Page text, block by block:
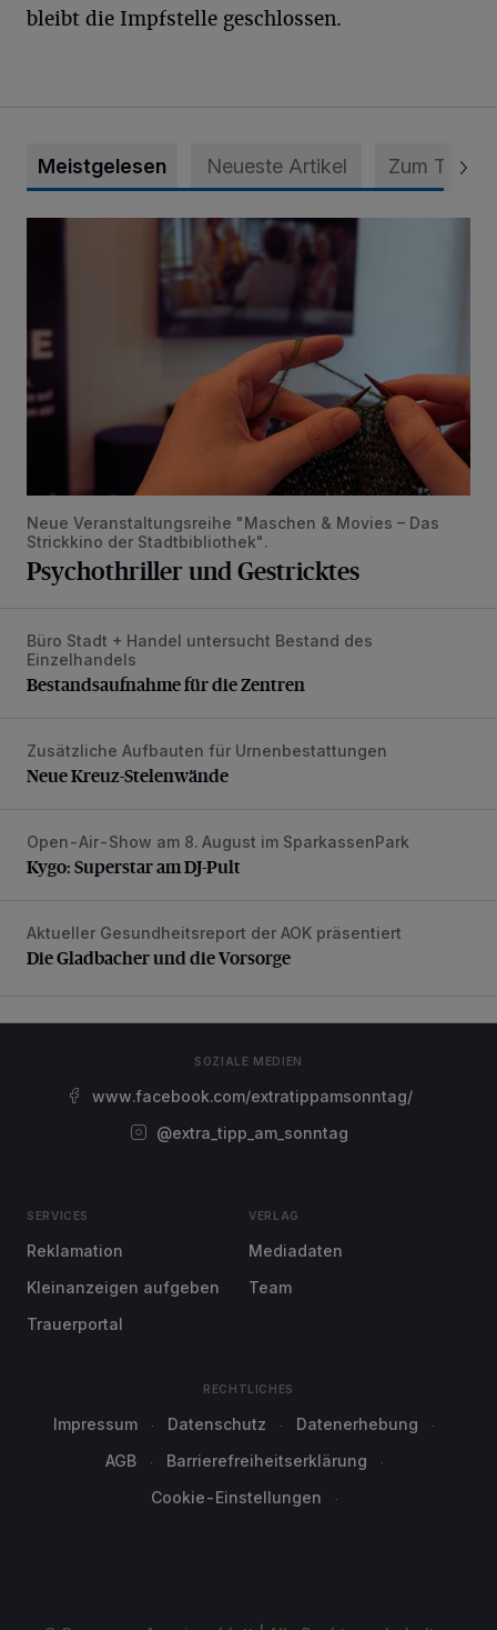
bleibt die Impfstelle geschlossen.
Meistgelesen Neueste Artikel Zum Thema
Psychothriller und Gestricktes
Neue Veranstaltungsreihe "Maschen & Movies – Das
Strickkino der Stadtbibliothek".
Psychothriller und Gestricktes
Bestandsaufnahme für die Zentren
Büro Stadt + Handel untersucht Bestand des
Einzelhandels
Bestandsaufnahme für die Zentren
Neue Kreuz-Stelenwände
Zusätzliche Aufbauten für Urnenbestattungen
Neue Kreuz-Stelenwände
Kygo: Superstar am DJ-Pult
Open-Air-Show am 8. August im SparkassenPark
Kygo: Superstar am DJ-Pult
Die Gladbacher und die Vorsorge
Aktueller Gesundheitsreport der AOK präsentiert
Die Gladbacher und die Vorsorge
SOZIALE MEDIEN
www.facebook.com/extratippamsonntag/
@extra_tipp_am_sonntag
SERVICES
Reklamation
Kleinanzeigen aufgeben
Trauerportal
VERLAG
Mediadaten
Team
RECHTLICHES
Impressum Datenschutz
Datenerhebung
AGB
Barrierefreiheitserklärung
Cookie-Einstellungen